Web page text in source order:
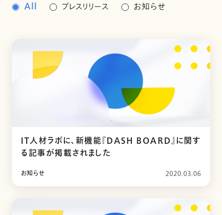
All プレスリリース お知らせ
IT人材ラボに、新機能『DASH BOARD』に関す
る記事が掲載されました
お知らせ 2020.03.06